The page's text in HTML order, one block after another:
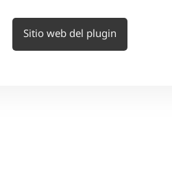
Sitio web del plugin